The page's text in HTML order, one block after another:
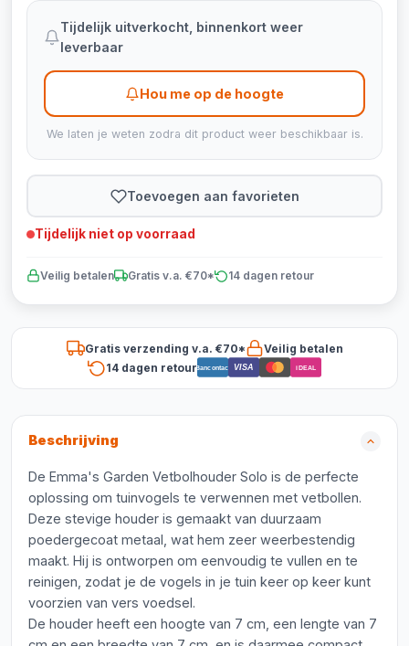
Tijdelijk uitverkocht, binnenkort weer
leverbaar
Hou me op de hoogte
We laten je weten zodra dit product weer beschikbaar is.
Toevoegen aan favorieten
Tijdelijk niet op voorraad
Veilig betalen Gratis v.a. €70* 14 dagen retour
Gratis verzending v.a. €70*
Veilig betalen
14 dagen retourBancontact VISA iDEAL
Beschrijving
De Emma's Garden Vetbolhouder Solo is de perfecte
oplossing om tuinvogels te verwennen met vetbollen.
Deze stevige houder is gemaakt van duurzaam
poedergecoat metaal, wat hem zeer weerbestendig
maakt. Hij is ontworpen om eenvoudig te vullen en te
reinigen, zodat je de vogels in je tuin keer op keer kunt
voorzien van vers voedsel.
De houder heeft een hoogte van 7 cm, een lengte van 7